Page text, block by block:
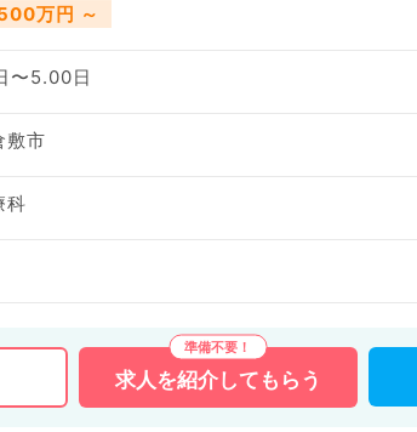
万円 ～
〜5.00日
敷市
科
求人を紹介してもらう